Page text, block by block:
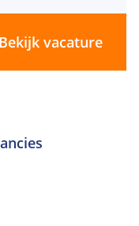
bouwen
Bekijk vacature